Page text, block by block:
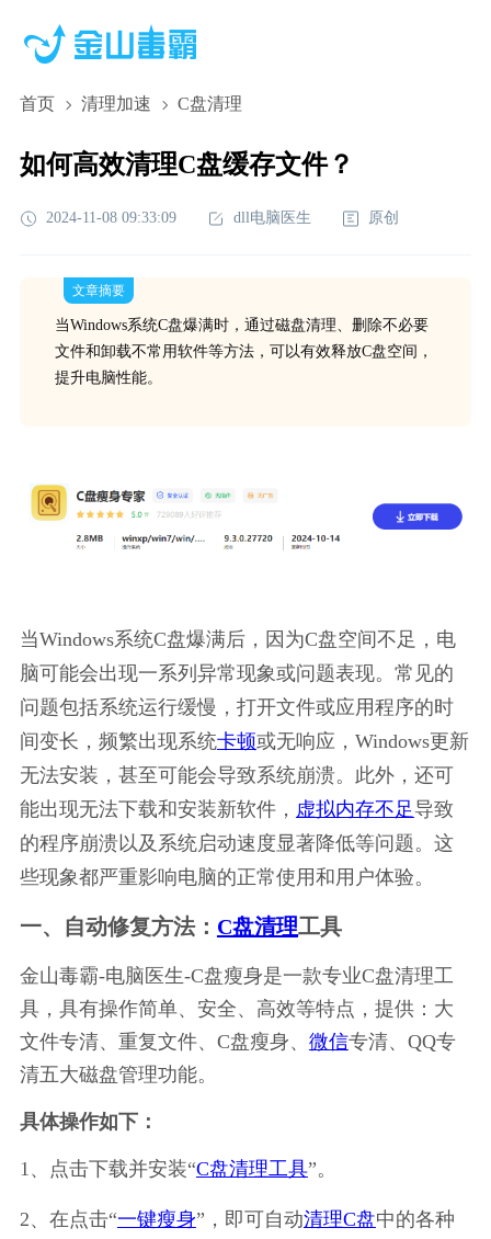
首页 清理加速 C盘清理
如何高效清理C盘缓存文件？
2024-11-08 09:33:09 dll电脑医生 原创
文章摘要
当Windows系统C盘爆满时，通过磁盘清理、删除不必要
文件和卸载不常用软件等方法，可以有效释放C盘空间，
提升电脑性能。
当Windows系统C盘爆满后，因为C盘空间不足，电
脑可能会出现一系列异常现象或问题表现。常见的
问题包括系统运行缓慢，打开文件或应用程序的时
间变长，频繁出现系统卡顿或无响应，Windows更新
无法安装，甚至可能会导致系统崩溃。此外，还可
能出现无法下载和安装新软件， 虚拟内存不足导致
的程序崩溃以及系统启动速度显著降低等问题。这
些现象都严重影响电脑的正常使用和用户体验。
一、自动修复方法： C盘清理工具
金山毒霸-电脑医生-C盘瘦身是一款专业C盘清理工
具，具有操作简单、安全、高效等特点，提供：大
文件专清、重复文件、C盘瘦身、 微信专清、QQ专
清五大磁盘管理功能。
具体操作如下：
1、点击下载并安装“C盘清理工具”。
2、在点击“一键瘦身”，即可自动清理C盘中的各种